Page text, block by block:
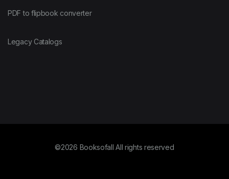
PDF to flipbook converter
Legacy Catalogs
©2026 Booksofall All rights reserved